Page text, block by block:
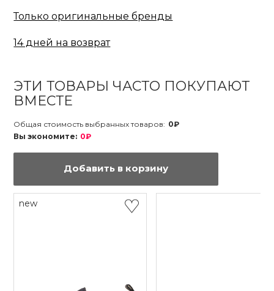
Только оригинальные бренды
14 дней на возврат
ЭТИ ТОВАРЫ ЧАСТО ПОКУПАЮТ
ВМЕСТЕ
Общая стоимость выбранных товаров: 0₽
Вы экономите: 0₽
Добавить в корзину
new